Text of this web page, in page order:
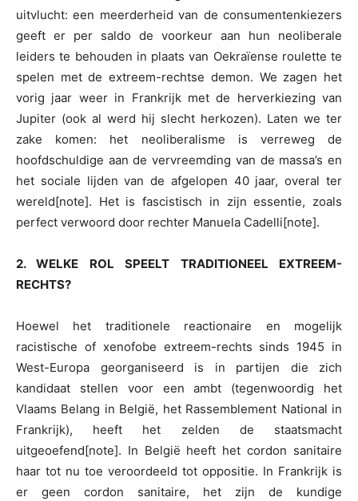
uitvlucht: een meerderheid van de consumentenkiezers
geeft er per saldo de voorkeur aan hun neoliberale
leiders te behouden in plaats van Oekraïense roulette te
spelen met de extreem-rechtse demon. We zagen het
vorig jaar weer in Frankrijk met de herverkiezing van
Jupiter (ook al werd hij slecht herkozen). Laten we ter
zake komen: het neoliberalisme is verreweg de
hoofdschuldige aan de vervreemding van de massa’s en
het sociale lijden van de afgelopen 40 jaar, overal ter
wereld[note]. Het is fascistisch in zijn essentie, zoals
perfect verwoord door rechter Manuela Cadelli[note].
2. WELKE ROL SPEELT TRADITIONEEL EXTREEM-
RECHTS?
Hoewel het traditionele reactionaire en mogelijk
racistische of xenofobe extreem-rechts sinds 1945 in
West-Europa georganiseerd is in partijen die zich
kandidaat stellen voor een ambt (tegenwoordig het
Vlaams Belang in België, het Rassemblement National in
Frankrijk), heeft het zelden de staatsmacht
uitgeoefend[note]. In België heeft het cordon sanitaire
haar tot nu toe veroordeeld tot oppositie. In Frankrijk is
er geen cordon sanitaire, het zijn de kundige